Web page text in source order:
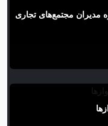
مدیران مجتمع‌های تجاری